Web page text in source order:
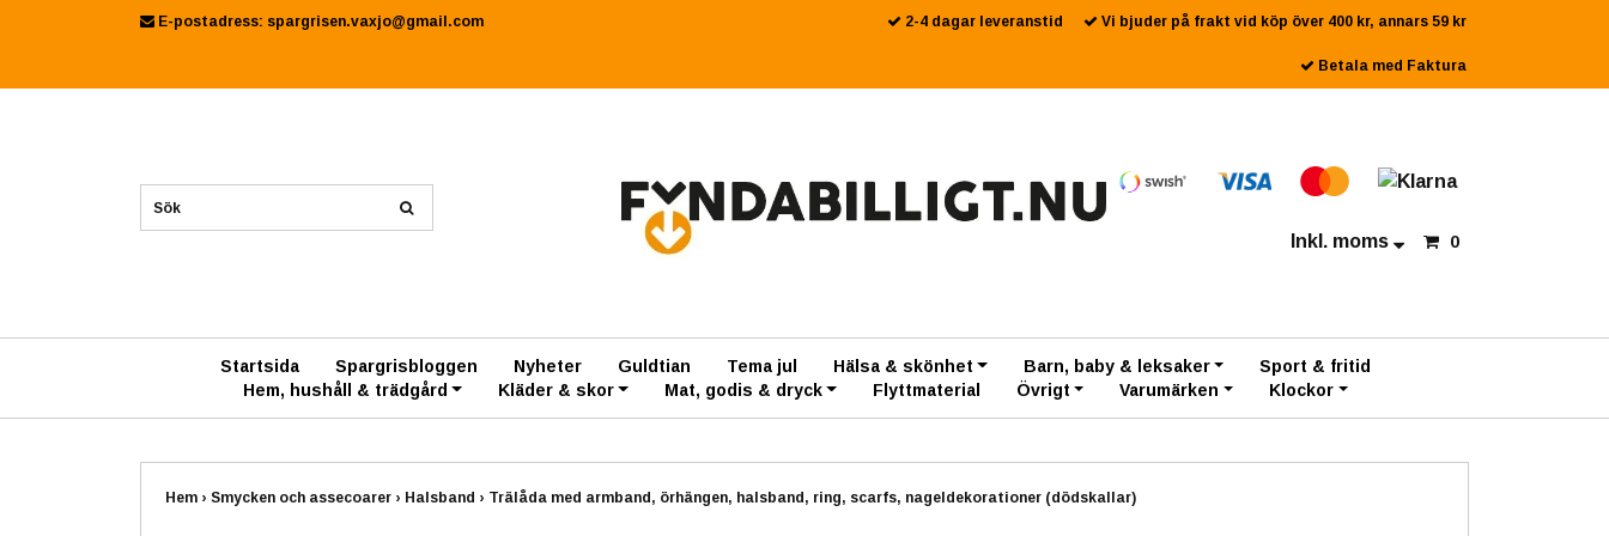
E-postadress: spargrisen.vaxjo@gmail.com 2-4 dagar leveranstid Vi bjuder på frakt vid köp över 400 kr, annars 59 kr
Betala med Faktura
Inkl. moms 0
Startsida Spargrisbloggen Nyheter Guldtian Tema jul Hälsa & skönhet Barn, baby & leksaker
Sport & fritid
Hem, hushåll & trädgård
Kläder & skor Mat, godis & dryck Flyttmaterial Övrigt Varumärken Klockor
Hem › Smycken och assecoarer › Halsband › Trälåda med armband, örhängen, halsband, ring, scarfs, nageldekorationer (dödskallar)